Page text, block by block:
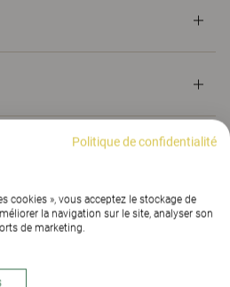
( Politique de confidentialité
cookies », vous acceptez le stockage de
la navigation sur le site, analyser son
de marketing.